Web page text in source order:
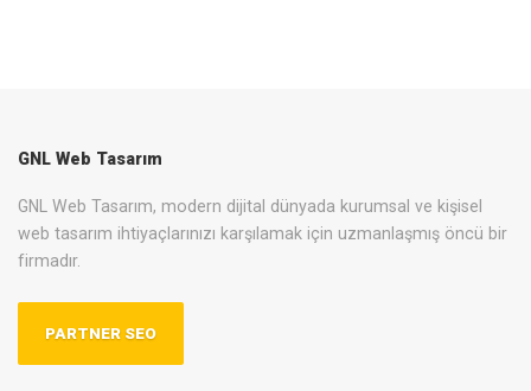
GNL Web Tasarım
GNL Web Tasarım, modern dijital dünyada kurumsal ve kişisel
web tasarım ihtiyaçlarınızı karşılamak için uzmanlaşmış öncü bir
firmadır.
PARTNER SEO